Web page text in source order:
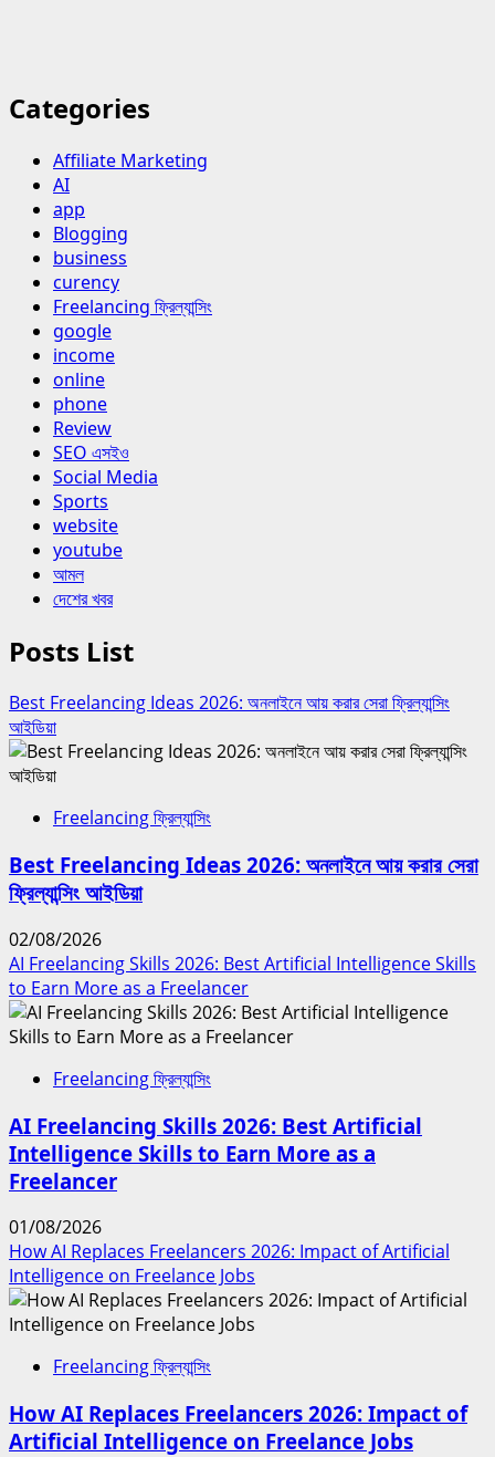
Categories
Affiliate Marketing
AI
app
Blogging
business
curency
Freelancing ফ্রিল্যান্সিং
google
income
online
phone
Review
SEO এসইও
Social Media
Sports
website
youtube
আমল
দেশের খবর
Posts List
Best Freelancing Ideas 2026: অনলাইনে আয় করার সেরা ফ্রিল্যান্সিং
আইডিয়া
Freelancing ফ্রিল্যান্সিং
Best Freelancing Ideas 2026: অনলাইনে আয় করার সেরা
ফ্রিল্যান্সিং আইডিয়া
02/08/2026
AI Freelancing Skills 2026: Best Artificial Intelligence Skills
to Earn More as a Freelancer
Freelancing ফ্রিল্যান্সিং
AI Freelancing Skills 2026: Best Artificial
Intelligence Skills to Earn More as a
Freelancer
01/08/2026
How AI Replaces Freelancers 2026: Impact of Artificial
Intelligence on Freelance Jobs
Freelancing ফ্রিল্যান্সিং
How AI Replaces Freelancers 2026: Impact of
Artificial Intelligence on Freelance Jobs